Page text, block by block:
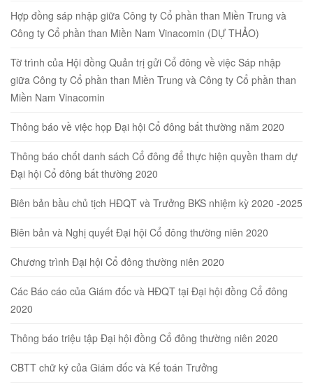
Hợp đồng sáp nhập giữa Công ty Cổ phần than Miền Trung và
Công ty Cổ phần than Miền Nam Vinacomin (DỰ THẢO)
Tờ trình của Hội đồng Quản trị gửi Cổ đông về việc Sáp nhập
giữa Công ty Cổ phần than Miền Trung và Công ty Cổ phần than
Miền Nam Vinacomin
Thông báo về việc họp Đại hội Cổ đông bất thường năm 2020
Thông báo chốt danh sách Cổ đông để thực hiện quyền tham dự
Đại hội Cổ đông bất thường 2020
Biên bản bầu chủ tịch HĐQT và Trưởng BKS nhiệm kỳ 2020 -2025
Biên bản và Nghị quyết Đại hội Cổ đông thường niên 2020
Chương trình Đại hội Cổ đông thường niên 2020
Các Báo cáo của Giám đốc và HĐQT tại Đại hội đồng Cổ đông
2020
Thông báo triệu tập Đại hội đồng Cổ đông thường niên 2020
CBTT chữ ký của Giám đốc và Kế toán Trưởng